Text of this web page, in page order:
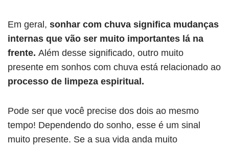
Em geral, sonhar com chuva significa mudanças
internas que vão ser muito importantes lá na
frente. Além desse significado, outro muito
presente em sonhos com chuva está relacionado ao
processo de limpeza espiritual.
Pode ser que você precise dos dois ao mesmo
tempo! Dependendo do sonho, esse é um sinal
muito presente. Se a sua vida anda muito